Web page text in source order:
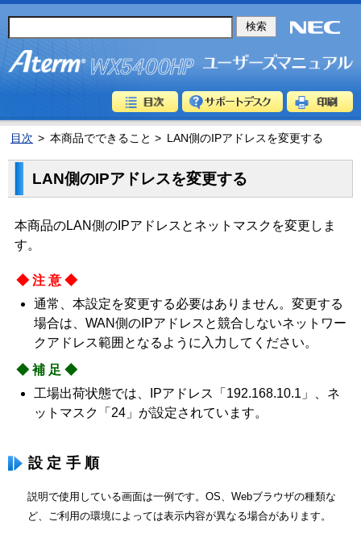
目次 > 本商品でできること > LAN側のIPアドレスを変更する
LAN側のIPアドレスを変更する
本商品のLAN側のIPアドレスとネットマスクを変更しま
す。
◆注意◆
通常、本設定を変更する必要はありません。変更する
場合は、WAN側のIPアドレスと競合しないネットワー
クアドレス範囲となるように入力してください。
◆補足◆
工場出荷状態では、IPアドレス「192.168.10.1」、ネ
ットマスク「24」が設定されています。
設定手順
説明で使用している画面は一例です。OS、Webブラウザの種類な
ど、ご利用の環境によっては表示内容が異なる場合があります。